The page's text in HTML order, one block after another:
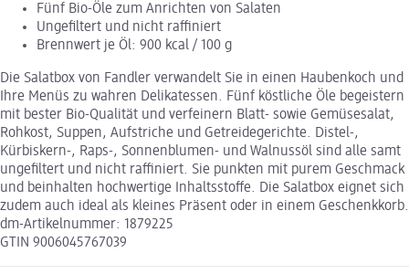
Fünf Bio-Öle zum Anrichten von Salaten
Ungefiltert und nicht raffiniert
Brennwert je Öl: 900 kcal / 100 g
Die Salatbox von Fandler verwandelt Sie in einen Haubenkoch und
Ihre Menüs zu wahren Delikatessen. Fünf köstliche Öle begeistern
mit bester Bio-Qualität und verfeinern Blatt- sowie Gemüsesalat,
Rohkost, Suppen, Aufstriche und Getreidegerichte. Distel-,
Kürbiskern-, Raps-, Sonnenblumen- und Walnussöl sind alle samt
ungefiltert und nicht raffiniert. Sie punkten mit purem Geschmack
und beinhalten hochwertige Inhaltsstoffe. Die Salatbox eignet sich
zudem auch ideal als kleines Präsent oder in einem Geschenkkorb.
dm-Artikelnummer: 1879225
GTIN 9006045767039